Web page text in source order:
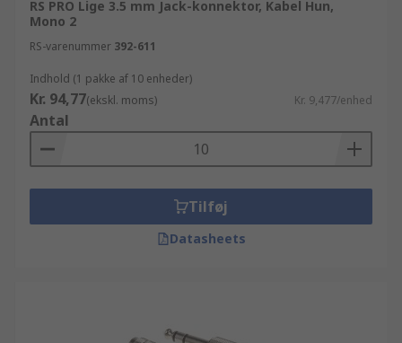
RS PRO Lige 3.5 mm Jack-konnektor, Kabel Hun,
Mono 2
RS-varenummer 392-611
Indhold (1 pakke af 10 enheder)
Kr. 94,77(ekskl. moms) Kr. 9,477/enhed
Antal
Tilføj
Datasheets